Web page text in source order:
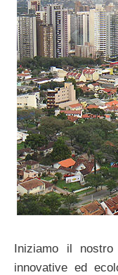
Iniziamo il
innovative ed